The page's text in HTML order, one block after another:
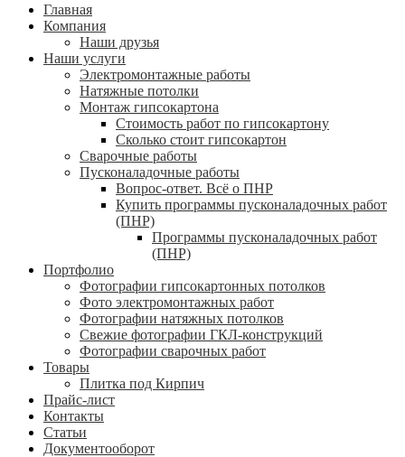
Главная
Компания
Наши друзья
Наши услуги
Электромонтажные работы
Натяжные потолки
Монтаж гипсокартона
Стоимость работ по гипсокартону
Сколько стоит гипсокартон
Сварочные работы
Пусконаладочные работы
Вопрос-ответ. Всё о ПНР
Купить программы пусконаладочных работ
(ПНР)
Программы пусконаладочных работ
(ПНР)
Портфолио
Фотографии гипсокартонных потолков
Фото электромонтажных работ
Фотографии натяжных потолков
Свежие фотографии ГКЛ-конструкций
Фотографии сварочных работ
Товары
Плитка под Кирпич
Прайс-лист
Контакты
Статьи
Документооборот